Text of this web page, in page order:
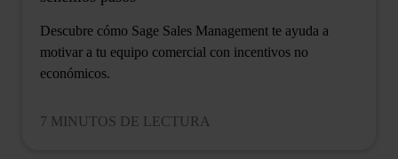
Descubre cómo Sage Sales Management te ayuda a
motivar a tu equipo comercial con incentivos no
económicos.
7 MINUTOS DE LECTURA